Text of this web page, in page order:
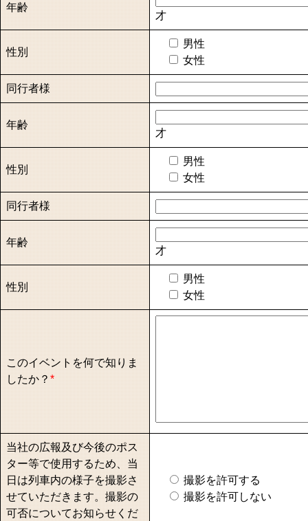
年齢
才
性別
男性
女性
同行者様
年齢
才
性別
男性
女性
同行者様
年齢
才
性別
男性
女性
このイベントを何で知りま
したか？*
当社の広報及び今後のポス
ター等で使用するため、当
日は列車内の様子を撮影さ
せていただきます。撮影の
可否についてお知らせくだ
撮影を許可する
撮影を許可しない